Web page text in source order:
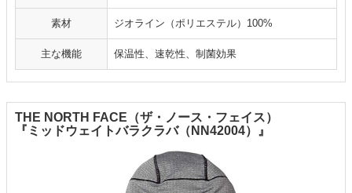
素材 ジオライン（ポリエステル）100%
主な機能 保温性、速乾性、制菌効果
THE NORTH FACE（ザ・ノース・フェイス）
『ミッドウェイトバラクラバ（NN42004）』